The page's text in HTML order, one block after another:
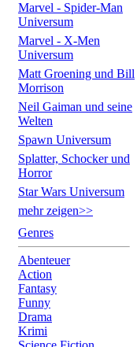
Marvel - Spider-Man
Universum
Marvel - X-Men
Universum
Matt Groening und Bill
Morrison
Neil Gaiman und seine
Welten
Spawn Universum
Splatter, Schocker und
Horror
Star Wars Universum
mehr zeigen>>
Genres
Abenteuer
Action
Fantasy
Funny
Drama
Krimi